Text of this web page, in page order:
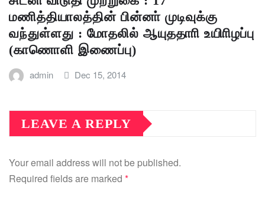
மணித்தியாலத்தின் பின்னா் முடிவுக்கு
வந்துள்ளது : மோதலில் ஆயுததாாி உயிாிழப்பு
(காணொளி இணைப்பு)
admin Dec 15, 2014
LEAVE A REPLY
Your email address will not be published.
Required fields are marked *